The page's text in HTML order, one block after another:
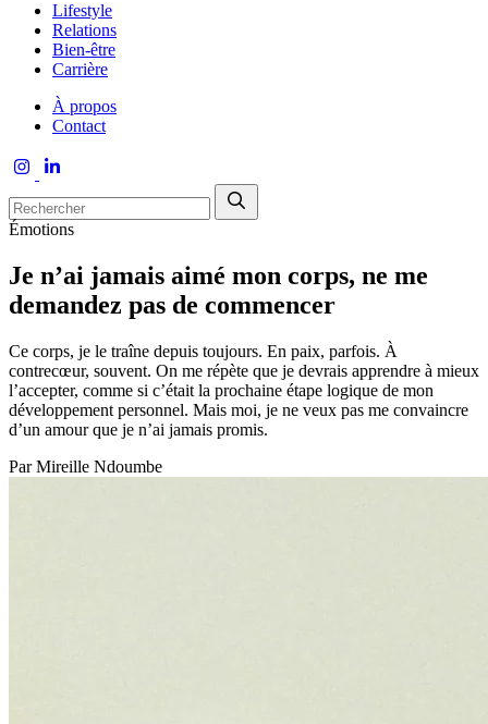
Lifestyle
Relations
Bien-être
Carrière
À propos
Contact
Émotions
Je n’ai jamais aimé mon corps, ne me
demandez pas de commencer
Ce corps, je le traîne depuis toujours. En paix, parfois. À
contrecœur, souvent. On me répète que je devrais apprendre à mieux
l’accepter, comme si c’était la prochaine étape logique de mon
développement personnel. Mais moi, je ne veux pas me convaincre
d’un amour que je n’ai jamais promis.
Par Mireille Ndoumbe